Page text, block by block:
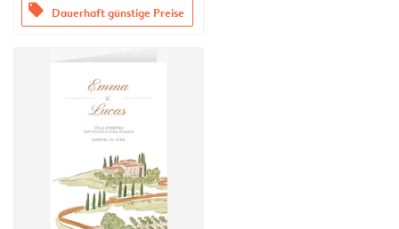
offers Dauerhaft günstige Preise